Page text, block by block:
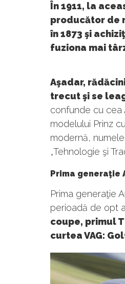
În 1911, la
producător de
în 1873 şi
fuziona mai
Aşadar,
trecut şi se
confunde cu cea
modelului Prinz
modernă,
„Tehnologie şi
Prima generaţie
Prima generaţie
perioadă de opt
coupe, primul
curtea VAG: